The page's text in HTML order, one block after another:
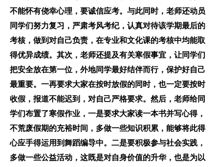
不能怀有侥幸心理，要诚信应考。与此同时，老师还动员
同学们努力复习，严肃考风考纪，认真对待该学期最后的
考核，做到对自己负责，在专业和文化课的考核中均能取
得优异成绩。其次，老师还提及有关寒假事宜，让同学们
把安全放在第一位，外地同学最好结伴而行，保护好自己
最重要。一再要求大家在按时放假的同时，也一定要按时
收假，报道不能迟到，对自己严格要求。然后，老师给同
学们布置了寒假作业，一是要求大家读一本书并写心得，
不荒废假期的充裕时间，多做一些知识积累，能够将此得
心应手得运用到舞蹈编导中。二是要积极参与社会实践，
多做一些公益活动，这既是对自身价值的升华，也是为以